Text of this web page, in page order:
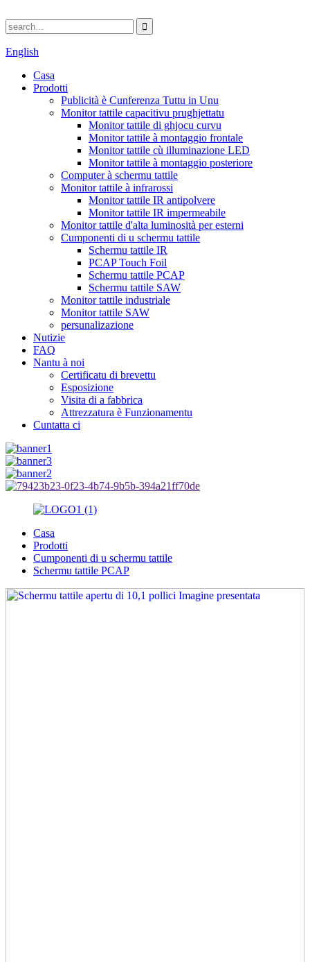
English
Casa
Prodotti
Publicità è Cunferenza Tuttu in Unu
Monitor tattile capacitivu prughjettatu
Monitor tattile di ghjocu curvu
Monitor tattile à montaggio frontale
Monitor tattile cù illuminazione LED
Monitor tattile à montaggio posteriore
Computer à schermu tattile
Monitor tattile à infrarossi
Monitor tattile IR antipolvere
Monitor tattile IR impermeabile
Monitor tattile d'alta luminosità per esterni
Cumponenti di u schermu tattile
Schermu tattile IR
PCAP Touch Foil
Schermu tattile PCAP
Schermu tattile SAW
Monitor tattile industriale
Monitor tattile SAW
persunalizazione
Nutizie
FAQ
Nantu à noi
Certificatu di brevettu
Esposizione
Visita di a fabbrica
Attrezzatura è Funzionamentu
Cuntatta ci
Casa
Prodotti
Cumponenti di u schermu tattile
Schermu tattile PCAP